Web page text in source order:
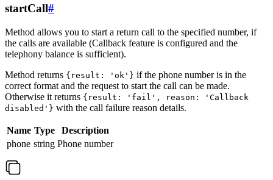
startCall#
Method allows you to start a return call to the specified number, if
the calls are available (Callback feature is configured and the
telephony balance is sufficient).
Method returns {result: 'ok'} if the phone number is in the
correct format and the request to start the call can be made.
Otherwise it returns {result: 'fail', reason: 'Callback
disabled'} with the call failure reason details.
Name Type
Description
phone string Phone number